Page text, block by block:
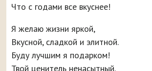
Что с годами все вкуснее!
Я желаю жизни яркой,
Вкусной, сладкой и элитной.
Буду лучшим я подарком!
Твой ценитель ненасытный.